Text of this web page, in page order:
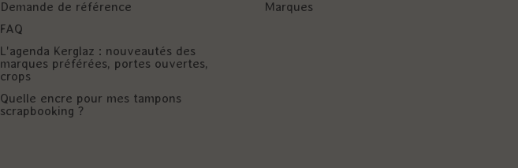
Demande de référence
FAQ
L'agenda Kerglaz : nouveautés des
marques préférées, portes ouvertes,
crops
Quelle encre pour mes tampons
scrapbooking ?
Marques